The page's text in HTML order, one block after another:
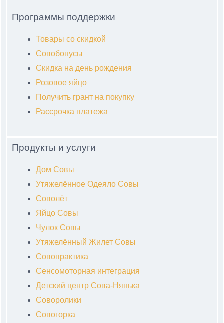
Программы поддержки
Товары со скидкой
Совобонусы
Скидка на день рождения
Розовое яйцо
Получить грант на покупку
Рассрочка платежа
Продукты и услуги
Дом Совы
Утяжелённое Одеяло Совы
Соволёт
Яйцо Совы
Чулок Совы
Утяжелённый Жилет Совы
Совопрактика
Сенсомоторная интеграция
Детский центр Сова-Нянька
Соворолики
Совогорка